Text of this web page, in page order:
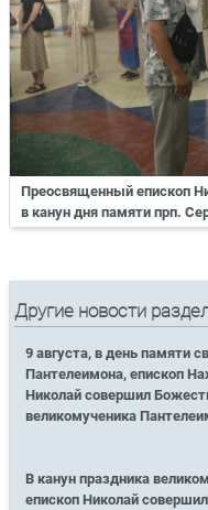
Преосвященный епископ
в канун дня памяти прп.
Другие новости
9 августа, в день памяти
Пантелеимона, епископ
Николай совершил
великомученика
В канун праздника
епископ Николай